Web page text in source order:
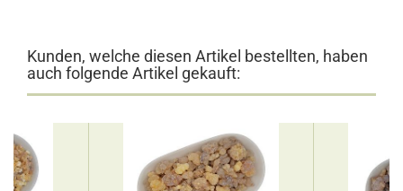
Kunden, welche diesen Artikel bestellten, haben
auch folgende Artikel gekauft: